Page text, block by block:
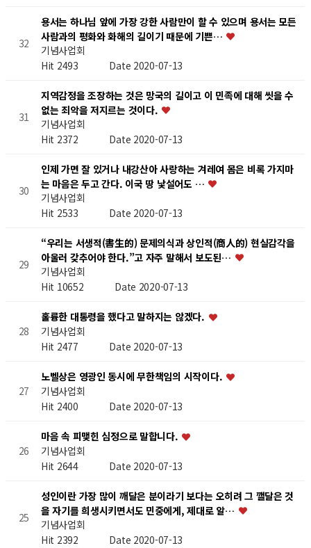
32
용서는 하나님 앞에 가장 강한 사람만이 할 수 있으며 용서는 모든
사람과의 평화와 화해의 길이기 때문에 기쁜…
기념사업회
Hit 2493 Date 2020-07-13
31
지역감정을 조장하는 것은 망국의 길이고 이 민족에 대해 씻을 수
없는 죄악을 저지르는 것이다.
기념사업회
Hit 2372 Date 2020-07-13
30
인제 가면 잘 있거나 내강산아 사랑하는 겨레여 몸은 비록 가지마
는 마음은 두고 간다. 이국 땅 낯설어도 …
기념사업회
Hit 2533 Date 2020-07-13
29
“우리는 서생적(書生的) 문제의식과 상인적(商人的) 현실감각을
아울러 갖추어야 한다.”고 자주 말해서 보도된…
기념사업회
Hit 10652 Date 2020-07-13
28
훌륭한 대통령을 했다고 말하지는 않겠다.
기념사업회
Hit 2477 Date 2020-07-13
27
노벨상은 영광인 동시에 무한책임의 시작이다.
기념사업회
Hit 2400 Date 2020-07-13
26
마음 속 피맺힌 심정으로 말합니다.
기념사업회
Hit 2644 Date 2020-07-13
25
성인이란 가장 많이 깨달은 분이라기 보다는 오히려 그 깰달은 것
을 자기를 희생시키면서도 민중에게, 제대로 알…
기념사업회
Hit 2392 Date 2020-07-13